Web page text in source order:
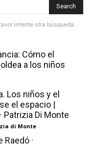
Search
intente otra búsqueda.
Cómo el
a los niños
Los niños y el
el espacio |
Patrizia Di Monte
di Monte -
·